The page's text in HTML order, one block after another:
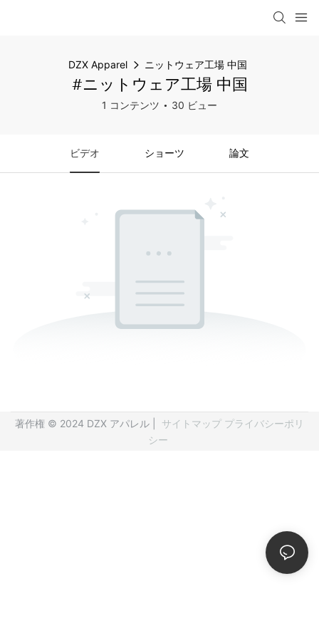
DZX Apparel ニットウェア工場 中国
#ニットウェア工場 中国
1 コンテンツ 30 ビュー
ビデオ ショーツ 論文
著作権 © 2024 DZX アパレル | サイトマップ プライバシーポリ
シー